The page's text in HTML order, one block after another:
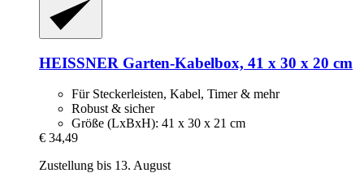
HEISSNER Garten-​Kabelbox, 41 x 30 x 20 cm
Für Steckerleisten, Kabel, Timer & mehr
Robust & sicher
Größe (LxBxH): 41 x 30 x 21 cm
€ 34,49
Zustellung bis 13. August